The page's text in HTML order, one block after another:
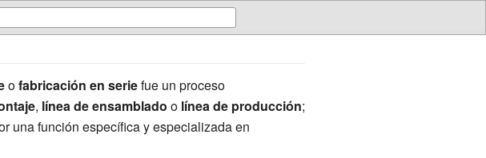
ofabricación en seriefue un proceso
, línea de ensamblado o línea de producción;
una función específica y especializada en